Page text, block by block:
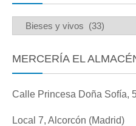
MERCERÍA EL
Calle Princesa Doña Sofía,
Local 7, Alcorcón (Madrid)